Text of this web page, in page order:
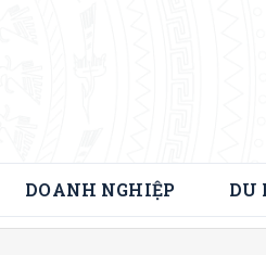
DOANH NGHIỆP DU